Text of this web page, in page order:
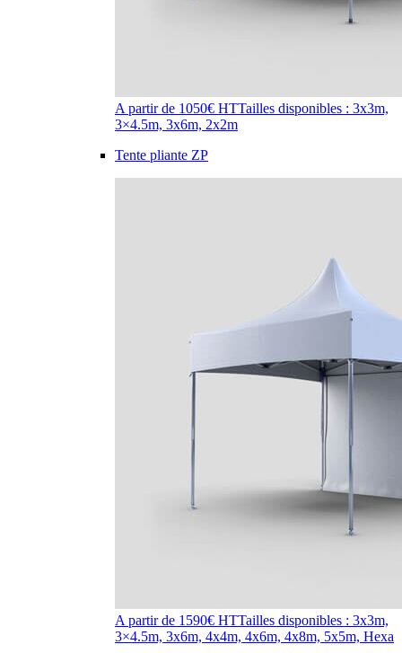
A partir de 1050€ HTTailles disponibles : 3x3m,
3×4.5m, 3x6m, 2x2m
Tente pliante ZP
A partir de 1590€ HTTailles disponibles : 3x3m,
3×4.5m, 3x6m, 4x4m, 4x6m, 4x8m, 5x5m, Hexa